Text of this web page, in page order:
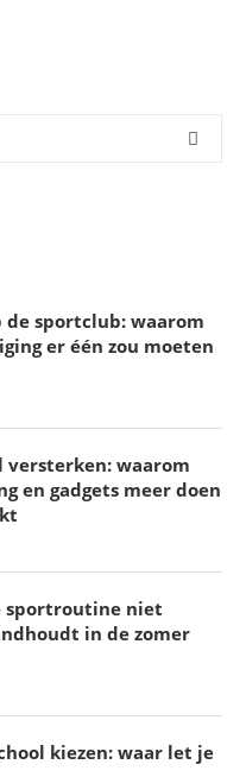
jouw spel: Tips en
toernooi
in Parijs
de sportclub: waarom
er één zou moeten
versterken: waarom
en gadgets meer doen
sportroutine niet
in de zomer
kiezen: waar let je